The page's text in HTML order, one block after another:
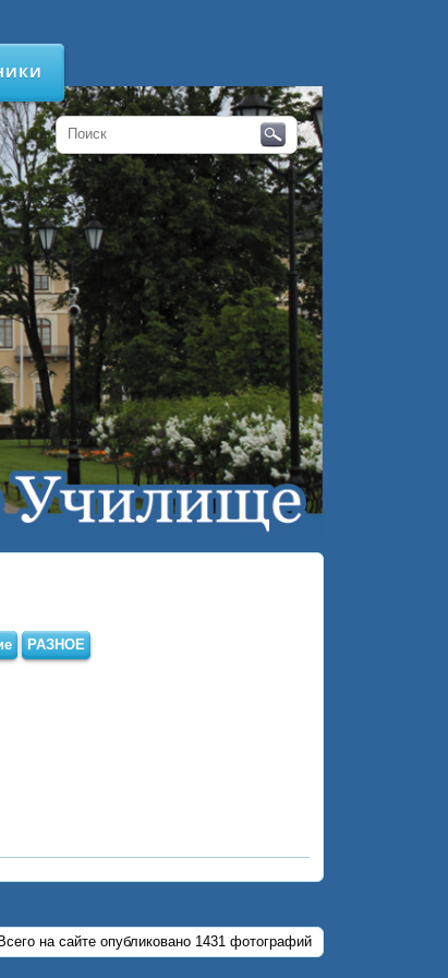
РАЗНОЕ
Всего на сайте опубликовано 1431 фотографий